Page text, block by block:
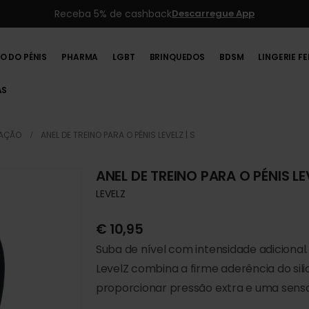
Receba 5% de cashbackDescarregue App
DO PÉNIS PHARMA LGBT BRINQUEDOS BDSM LINGERIE
ANEL DE TREINO PARA O PÉNIS LEVELZ | S
ANEL DE TREINO PARA O PÉNIS
LEVELZ
€ 10,95
Suba de nível com intensidade
LevelZ combina a firme aderência do
proporcionar pressão extra e uma